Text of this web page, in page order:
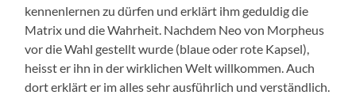
kennenlernen zu dürfen und erklärt ihm geduldig die
Matrix und die Wahrheit. Nachdem Neo von Morpheus
vor die Wahl gestellt wurde (blaue oder rote Kapsel),
heisst er ihn in der wirklichen Welt willkommen. Auch
dort erklärt er im alles sehr ausführlich und verständlich.